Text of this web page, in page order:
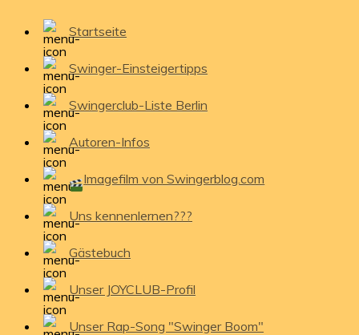
Startseite
Swinger-Einsteigertipps
Swingerclub-Liste Berlin
Autoren-Infos
Imagefilm von Swingerblog.com
Uns kennenlernen???
Gästebuch
Unser JOYCLUB-Profil
Unser Rap-Song "Swinger Boom"